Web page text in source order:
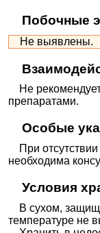
Побочные
Не выявлены.
Не
препаратами.
Особые
При отсутствии
необходима
Условия
В сухом,
температуре не